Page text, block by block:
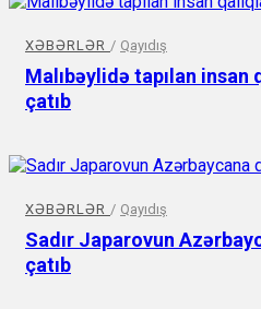
XƏBƏRLƏR / Qayıdış
Malıbəylidə tapılan insan
çatıb
XƏBƏRLƏR / Qayıdış
Sadır Japarovun
çatıb